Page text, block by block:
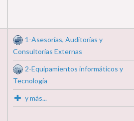
1-Asesorías, Auditorías y
Consultorías Externas
2-Equipamientos informáticos y
Tecnología
y más...